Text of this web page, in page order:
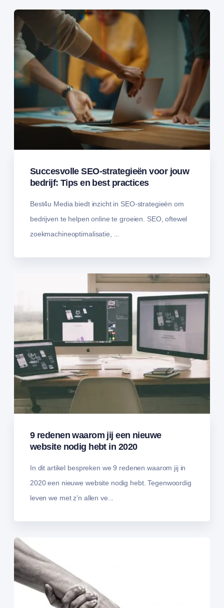
Succesvolle SEO-strategieën voor jouw
bedrijf: Tips en best practices
Best4u Media biedt inzicht in SEO-strategieën om
bedrijven te helpen online te groeien. SEO, oftewel
zoekmachineoptimalisatie, ...
9 redenen waarom jij een nieuwe
website nodig hebt in 2020
In dit artikel bespreken we 9 redenen waarom jij in
2020 een nieuwe website nodig hebt. Tegenwoordig
leven we met z’n allen ve...